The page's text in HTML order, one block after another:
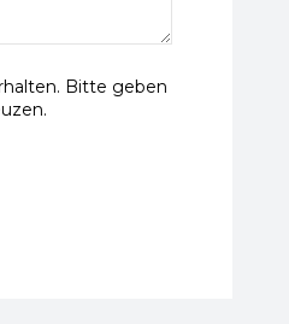
Bitte geben